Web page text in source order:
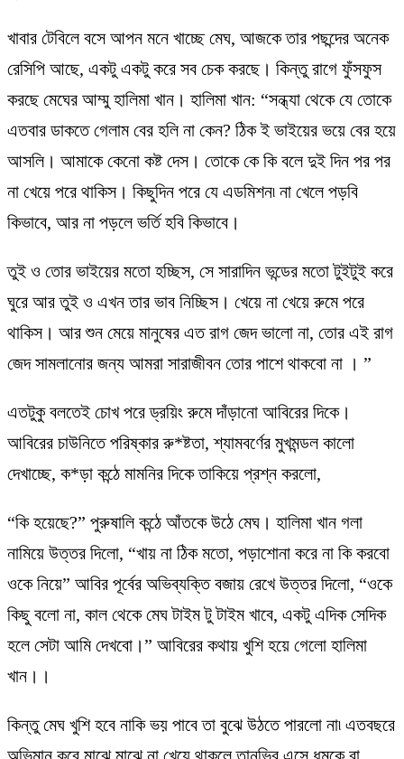
খাবার টেবিলে বসে আপন মনে খাচ্ছে মেঘ, আজকে তার পছন্দের অনেক
রেসিপি আছে, একটু একটু করে সব চেক করছে। কিন্তু রাগে ফুঁসফুস
করছে মেঘের আম্মু হালিমা খান। হালিমা খান: “সন্ধ্যা থেকে যে তোকে
এতবার ডাকতে গেলাম বের হলি না কেন? ঠিক ই ভাইয়ের ভয়ে বের হয়ে
আসলি। আমাকে কেনো কষ্ট দেস। তোকে কে কি বলে দুই দিন পর পর
না খেয়ে পরে থাকিস। কিছুদিন পরে যে এডমিশন৷ না খেলে পড়বি
কিভাবে, আর না পড়লে ভর্তি হবি কিভাবে।
তুই ও তোর ভাইয়ের মতো হচ্ছিস, সে সারাদিন ভন্ডের মতো টুইটুই করে
ঘুরে আর তুই ও এখন তার ভাব নিচ্ছিস। খেয়ে না খেয়ে রুমে পরে
থাকিস। আর শুন মেয়ে মানুষের এত রাগ জেদ ভালো না, তোর এই রাগ
জেদ সামলানোর জন্য আমরা সারাজীবন তোর পাশে থাকবো না । ”
এতটুকু বলতেই চোখ পরে ড্রয়িং রুমে দাঁড়ানো আবিরের দিকে।
আবিরের চাউনিতে পরিষ্কার রু*ষ্টতা, শ্যামবর্ণের মুখমন্ডল কালো
দেখাচ্ছে, ক*ড়া কন্ঠে মামনির দিকে তাকিয়ে প্রশ্ন করলো,
“কি হয়েছে?” পুরুষালি কন্ঠে আঁতকে উঠে মেঘ। হালিমা খান গলা
নামিয়ে উত্তর দিলো, “খায় না ঠিক মতো, পড়াশোনা করে না কি করবো
ওকে নিয়ে” আবির পূর্বের অভিব্যক্তি বজায় রেখে উত্তর দিলো, “ওকে
কিছু বলো না, কাল থেকে মেঘ টাইম টু টাইম খাবে, একটু এদিক সেদিক
হলে সেটা আমি দেখবো।” আবিরের কথায় খুশি হয়ে গেলো হালিমা
খান।।
কিন্তু মেঘ খুশি হবে নাকি ভয় পাবে তা বুঝে উঠতে পারলো না৷ এতবছরে